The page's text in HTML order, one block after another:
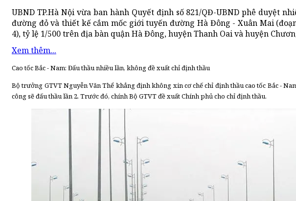
UBND TP.Hà Nội vừa ban hành Quyết định số 821/QĐ-UBND phê duyệt
đường đỏ và thiết kế cắm mốc giới tuyến đường Hà Đông - Xuân Mai
4), tỷ lệ 1/500 trên địa bàn quận Hà Đông, huyện Thanh Oai và huyện
Xem thêm...
Cao tốc Bắc - Nam: Đấu thầu nhiều lần, không đề xuất chỉ định thầu
Bộ trưởng GTVT Nguyễn Văn Thể khẳng định không xin cơ chế chỉ định thầu cao tốc Bắc -
công sẽ đấu thầu lần 2. Trước đó, chính Bộ GTVT đề xuất Chính phủ cho chỉ định thầu.